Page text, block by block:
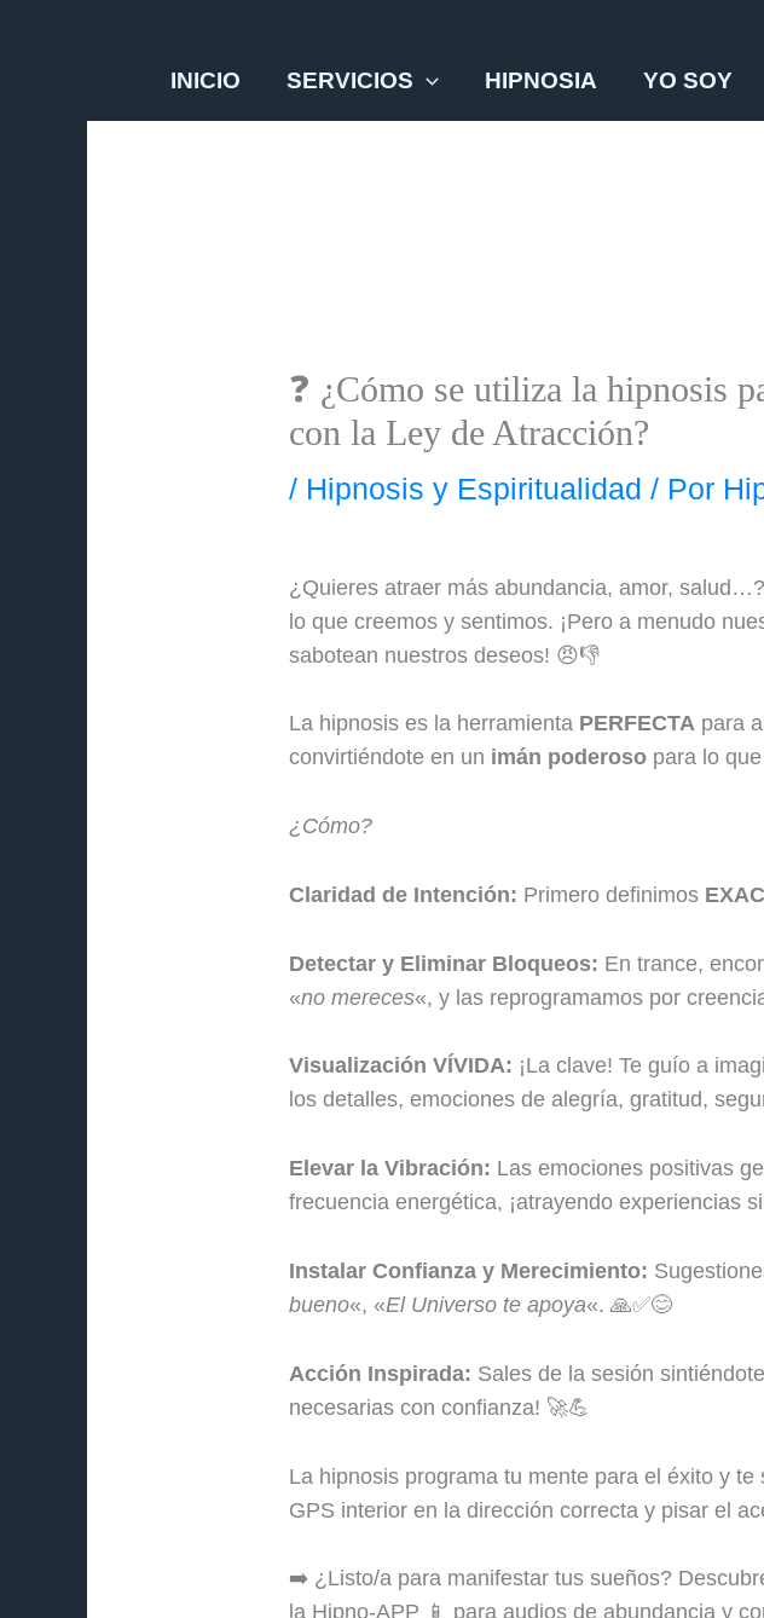
INICIO SERVICIOS HIPNOSIA YO SOY
❓ ¿Cómo se utiliza la hipnosis
con la Ley de Atracción?
/ Hipnosis y Espiritualidad / Por
¿Quieres atraer más abundancia, amor,
lo que creemos y sentimos. ¡Pero a menudo
sabotean nuestros deseos! 😠👎
La hipnosis es la herramienta PERFECTApara
convirtiéndote en un imán poderosopara lo que
¿Cómo?
Claridad de Intención: Primero definimos
Detectar y Eliminar Bloqueos: En trance,
«no mereces«, y las reprogramamos por
Visualización VÍVIDA: ¡La clave! Te guío a
los detalles, emociones de alegría, gratitud,
Elevar la Vibración: Las emociones positivas
frecuencia energética, ¡atrayendo experiencias
Instalar Confianza y Merecimiento:
bueno«, «El Universo te apoya«. 🙏✅😊
Acción Inspirada: Sales de la sesión
necesarias con confianza! 🚀💪
La hipnosis programa tu mente para el éxito y
GPS interior en la dirección correcta y pisar el
➡️ ¿Listo/a para manifestar tus sueños?
la Hipno-APP 📱 para audios de abundancia y